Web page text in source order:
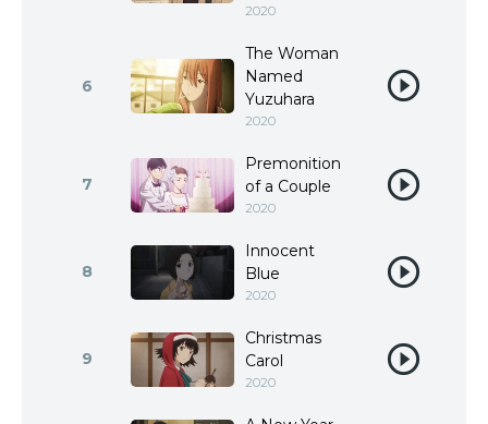
2020
6
The Woman
Named
Yuzuhara
2020
7
Premonition
of a Couple
2020
8
Innocent
Blue
2020
9
Christmas
Carol
2020